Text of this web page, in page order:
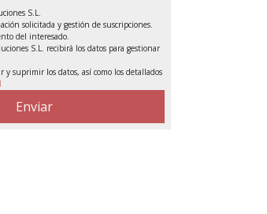
S.L.
solicitada y gestión de suscripciones.
del interesado.
S.L. recibirá los datos para gestionar
y suprimir los datos, así como los detallados
Enviar